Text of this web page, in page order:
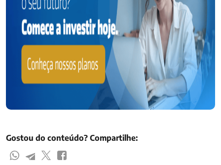
Gostou do conteúdo? Compartilhe: